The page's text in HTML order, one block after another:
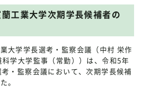
工業大学次期学長候補者の
大学学長選考・監察会議（中村 栄作
学大学監事（常勤））は、令和5年
・監察会議において、次期学長候補
。